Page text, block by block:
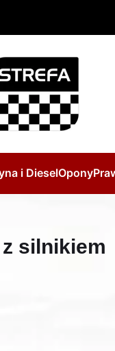
i DieselOpony
silnikiem